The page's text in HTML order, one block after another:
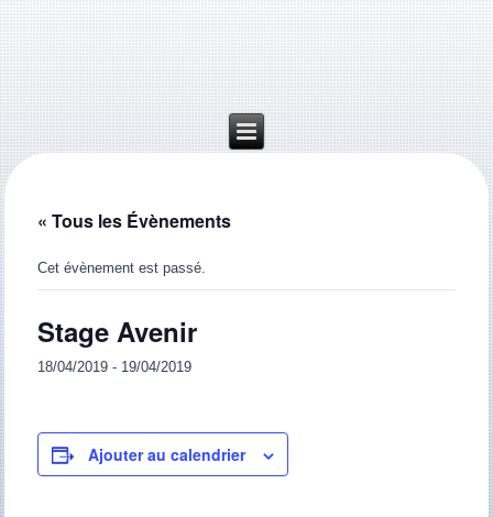
« Tous les Évènements
Cet évènement est passé.
Stage Avenir
18/04/2019 - 19/04/2019
Ajouter au calendrier